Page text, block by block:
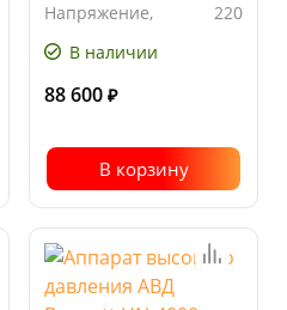
Напряжение,
220
В наличии
88 600 ₽
В корзину